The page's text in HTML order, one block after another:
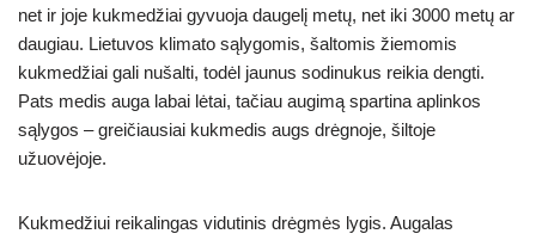
net ir joje kukmedžiai gyvuoja daugelį metų, net iki 3000 metų ar
daugiau. Lietuvos klimato sąlygomis, šaltomis žiemomis
kukmedžiai gali nušalti, todėl jaunus sodinukus reikia dengti.
Pats medis auga labai lėtai, tačiau augimą spartina aplinkos
sąlygos – greičiausiai kukmedis augs drėgnoje, šiltoje
užuovėjoje.
Kukmedžiui reikalingas vidutinis drėgmės lygis. Augalas